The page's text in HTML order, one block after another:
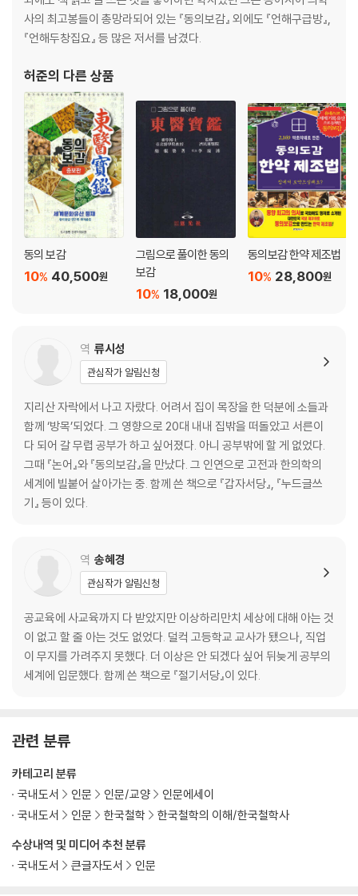
4-2. 귀에 생기는 병들
4-3. 귀에 벌레가 들어갔을 때
5. 코鼻
5-1. 코는 폐의 구멍, 신기의 문
5-2. 콧속의 병들
5-3. 딸기코, 그것이 알고 싶다
5-4. 코로 진단하기 혹은 콧병 퇴치법
6. 입과 혀口舌
6-1. 입과 혀 그리고 입술의 모든 것
6-2. 병과 입맛
6-3. 지독한 입냄새와 입안이 헌 것
6-4. 입술의 병들
6-5. 혀의 병들
7-1. 치아는 뼈의 정수다
7-3. 흔들리고 시큰거리고 벌레 먹고
7-4. 치아를 튼튼하게!
8. 목구멍咽喉
8-1. 목구멍, 음식물과 숨의 통로
8-2. 목구멍의 병들
9-1. 목을 따뜻하게 하라!
10. 등背
10-1. 등은 정기의 통로다
10-2. 등병은 폐병이다
11-1. 가슴, 심장과 비장 사이
11-3. 가슴이 답답하거나 아프거나
11-4. 감정으로 가슴의 통증을 치료한다
11-5. 가슴을 편안하게 해주는 단방들
12. 젖가슴乳
12-1. 남자는 음경, 여자는 유방이 근본이다
사의 최고봉들이 총망라되어 있는 『동의보감』 외에도 『언해구급방』,
『언해두창집요』 등 많은 저서를 남겼다.
허준의 다른 상품
동의 보감
40,500원
10%
그림으로 풀이한 동의
보감
18,000원
10%
동의보감 한약 제조법
28,800원
10%
역 류시성
관심작가 알림신청
지리산 자락에서 나고 자랐다. 어려서 집이 목장을 한 덕분에 소들과
함께 ‘방목’되었다. 그 영향으로 20대 내내 집밖을 떠돌았고 서른이
다 되어 갈 무렵 공부가 하고 싶어졌다. 아니 공부밖에 할 게 없었다.
그때 『논어』와 『동의보감』을 만났다. 그 인연으로 고전과 한의학의
세계에 빌붙어 살아가는 중. 함께 쓴 책으로 『갑자서당』, 『누드글쓰
기』 등이 있다.
역 송혜경
관심작가 알림신청
공교육에 사교육까지 다 받았지만 이상하리만치 세상에 대해 아는 것
이 없고 할 줄 아는 것도 없었다. 덜컥 고등학교 교사가 됐으나, 직업
이 무지를 가려주지 못했다. 더 이상은 안 되겠다 싶어 뒤늦게 공부의
세계에 입문했다. 함께 쓴 책으로 『절기서당』이 있다.
관련 분류
수상내역 및 미디어 추천 분류
국내도서
큰글자도서 인문
카테고리 분류
국내도서
인문 인문/교양
인문에세이
국내도서
인문 한국철학 한국철학의 이해/한국철학사